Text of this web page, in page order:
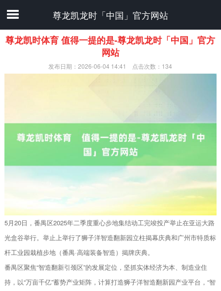
尊龙凯龙时「中国」官方网站
尊龙凯时体育 值得一提的是-尊龙凯龙时「中国」官方
网站
发布日期：2026-06-04 14:41 点击次数：134
5月20日，番禺区2025年二季度重心步地集结动工完竣投产举止在亚运大路
光盒谷举行。举止上举行了狮子洋智造翻新园立柱揭幕庆典和广州市特质标
杆工业园栽植步地（番禺·高端装备智造）揭牌庆典。
番禺区聚焦“智造翻新引颈区”的发展定位，坚抓实体经济为本、制造业住
持，以“万亩千亿”蓄势产业矩阵，计算打造狮子洋智造翻新园产业平台，“智